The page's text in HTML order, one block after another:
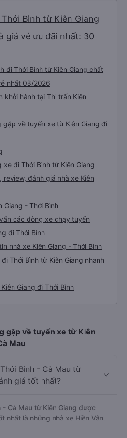
Bình từ Kiên Giang
giá vé ưu đãi nhất: 30
đi Thới Bình từ Kiên Giang chất
nhất 08/2026
khởi hành tại Thị trấn Kiên
gặp về tuyến xe từ Kiên Giang đi
xe đi Thới Bình từ Kiên Giang
review, đánh giá nhà xe Kiên
Giang - Thới Bình
các dòng xe chạy tuyến
đi Thới Bình
nhà xe Kiên Giang - Thới Bình
Thới Bình từ Kiên Giang nhanh
Giang đi Thới Bình
gặp về tuyến xe từ Kiên
Mau
Bình - Cà Mau từ
giá tốt nhất?
- Cà Mau từ Kiên Giang được
nhất là những nhà xe Hiền Vân.